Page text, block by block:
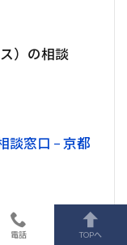
）の相談
談窓口 – 京都
せて適切な機
電話 TOPへ